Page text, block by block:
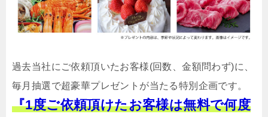
過去当社にご依頼頂いたお客様(回数、金額問わず)に、
毎月抽選で超豪華プレゼントが当たる特別企画です。
『1度ご依頼頂けたお客様は無料で何度